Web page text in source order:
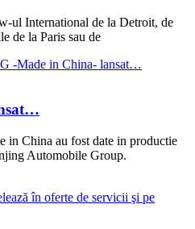
ul International de la Detroit, de
de la Paris sau de
in China au fost date in productie
Automobile Group.